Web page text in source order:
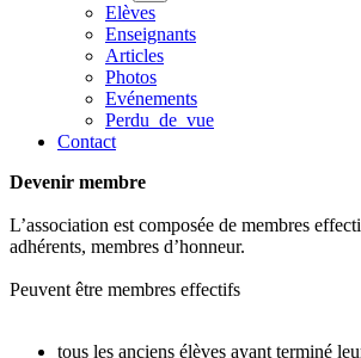
Elèves
Enseignants
Articles
Photos
Evénements
Perdu_de_vue
Contact
Devenir membre
L’association est composée de membres
adhérents, membres d’honneur.
Peuvent être membres effectifs
tous les anciens élèves ayant terminé